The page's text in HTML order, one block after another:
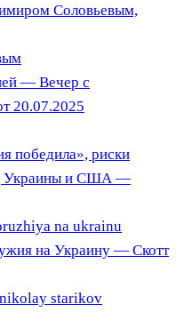
Соловьевым,
— Вечер с
20.07.2025
победила», риски
Украины и США —
на Украину — Скотт